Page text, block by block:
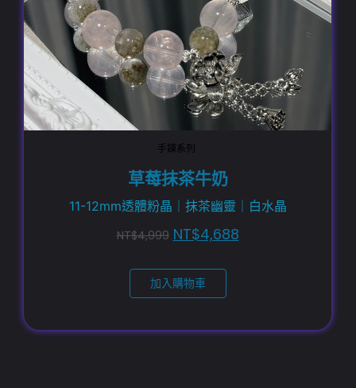
手鍊系列
草莓抹茶牛奶
11-12mm透體粉晶｜抹茶幽靈｜白水晶
NT$4,999 NT$4,688
加入購物車